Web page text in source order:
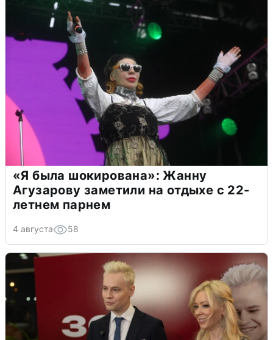
«Я была шокирована»: Жанну
Агузарову заметили на отдыхе с 22-
летнем парнем
4 августа 58